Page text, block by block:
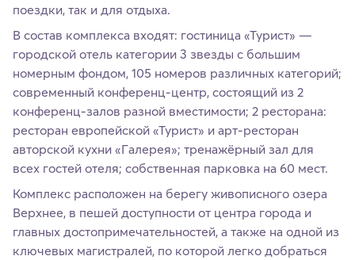
поездки, так и для отдыха.
В состав комплекса входят: гостиница «Турист» —
городской отель категории 3 звезды с большим
номерным фондом, 105 номеров различных категорий;
современный конференц-центр, состоящий из 2
конференц-залов разной вместимости; 2 ресторана:
ресторан европейской «Турист» и арт-ресторан
авторской кухни «Галерея»; тренажёрный зал для
всех гостей отеля; собственная парковка на 60 мест.
Комплекс расположен на берегу живописного озера
Верхнее, в пешей доступности от центра города и
главных достопримечательностей, а также на одной из
ключевых магистралей, по которой легко добраться